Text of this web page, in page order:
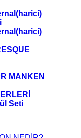
MANKEN
Seti